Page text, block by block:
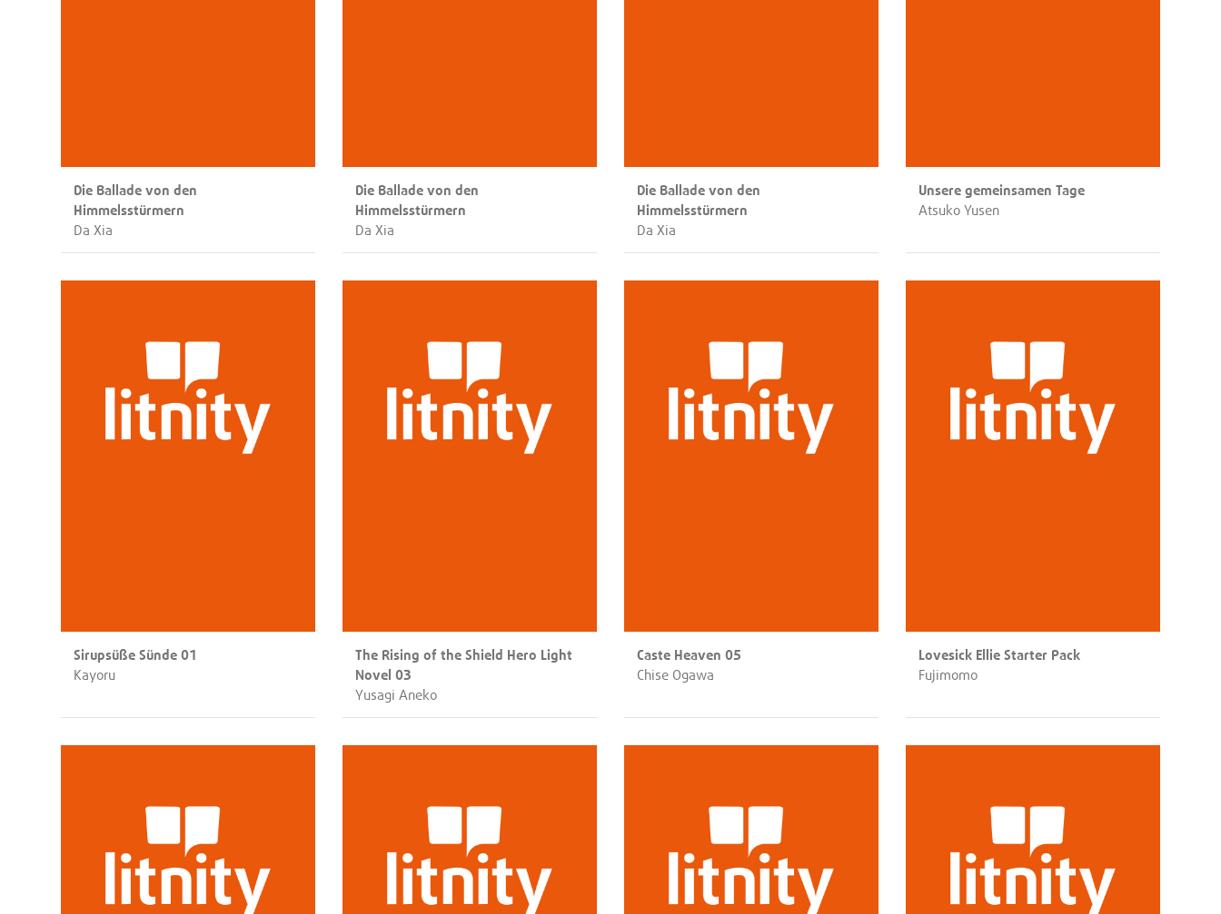
Die Ballade von den
Himmelsstürmern
Da Xia
Die Ballade von den
Himmelsstürmern
Da Xia
Die Ballade von den
Himmelsstürmern
Da Xia
Unsere gemeinsamen Tage
Atsuko Yusen
Sirupsüße Sünde 01
Kayoru
The Rising of the Shield Hero Light
Novel 03
Yusagi Aneko
Caste Heaven 05
Chise Ogawa
Lovesick Ellie Starter Pack
Fujimomo